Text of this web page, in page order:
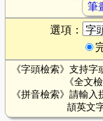
筆
選項：
《字頭檢索》支持
《全文
《拼音檢索》請輸
頡英文